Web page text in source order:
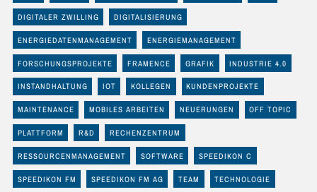
DIGITALER ZWILLING DIGITALISIERUNG
ENERGIEDATENMANAGEMENT ENERGIEMANAGEMENT
FORSCHUNGSPROJEKTE FRAMENCE GRAFIK INDUSTRIE 4.0
INSTANDHALTUNG IOT KOLLEGEN KUNDENPROJEKTE
MAINTENANCE MOBILES ARBEITEN NEUERUNGEN OFF TOPIC
PLATTFORM R&D RECHENZENTRUM
RESSOURCENMANAGEMENT SOFTWARE SPEEDIKON C
SPEEDIKON FM SPEEDIKON FM AG TEAM TECHNOLOGIE